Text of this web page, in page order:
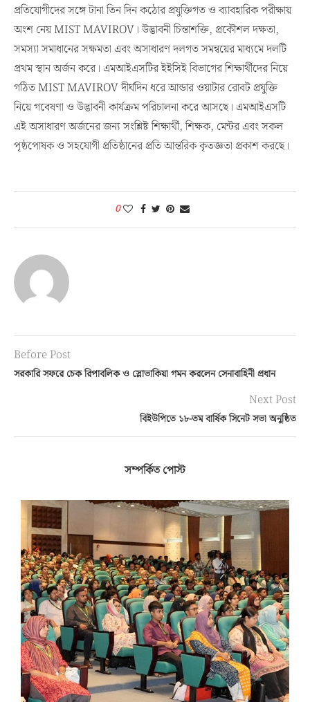
প্রতিযোগীদের সঙ্গে টানা তিন দিন কঠোর প্রযুক্তিগত ও ব্যাবহারিক পরীক্ষায়
অংশ নেয় MIST MAVIROV। উদ্ভাবনী চিন্তাশক্তি, প্রকৌশল দক্ষতা,
সমস্যা সমাধানের সক্ষমতা এবং অসাধারণ দলগত সমন্বয়ের মাধ্যমে দলটি
প্রথম স্থান অর্জন করে। এমআইএসটির ইইসিই বিভাগের শিক্ষার্থীদের নিয়ে
গঠিত MIST MAVIROV দীর্ঘদিন ধরে আন্ডার ওয়াটার রোবট প্রযুক্তি
নিয়ে গবেষণা ও উদ্ভাবনী কার্যক্রম পরিচালনা করে আসছে। এমআইএসটি
এই অসাধারণ অর্জনের জন্য সংশ্লিষ্ট শিক্ষার্থী, শিক্ষক, মেন্টর এবং সকল
পৃষ্ঠপোষক ও সহযোগী প্রতিষ্ঠানের প্রতি আন্তরিক কৃতজ্ঞতা প্রকাশ করছে।
0
Before Post
সরকারি সফরে চেক রিপাবলিক ও স্লোভাকিয়া গমন করলেন সেনাবাহিনী প্রধান
Next Post
বিইউপিতে ১৮-তম বার্ষিক সিনেট সভা অনুষ্ঠিত
সম্পর্কিত পোস্ট